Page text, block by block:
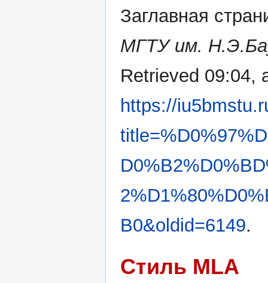
Заглавная
МГТУ им.
Retrieved 09:04,
https://
B0&oldid=6149.
Стиль MLA